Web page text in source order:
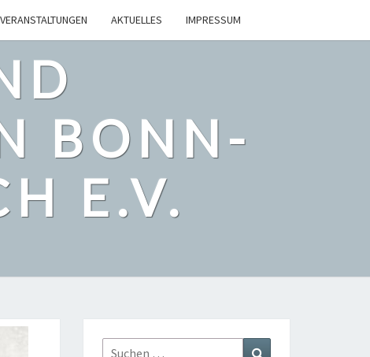
VERANSTALTUNGEN AKTUELLES IMPRESSUM
BONN-
E.V.
Suchen